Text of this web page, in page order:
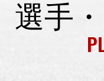
選手